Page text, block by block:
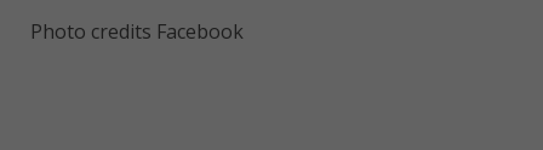
Photo credits Facebook